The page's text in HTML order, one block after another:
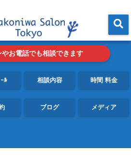
お電話でも相談できます
ﾙ 相談内容 時間 料金
ブログ メディア